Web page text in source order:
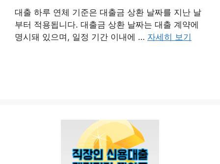
대출 하루 연체 기준은 대출금 상환 날짜를 지난 날
부터 적용됩니다. 대출금 상환 날짜는 대출 계약에
명시돼 있으며, 일정 기간 이내에 … 자세히 보기